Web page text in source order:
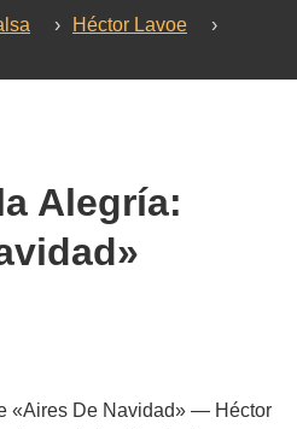
› Héctor Lavoe
›
Alegría:
«Aires De Navidad» — Héctor